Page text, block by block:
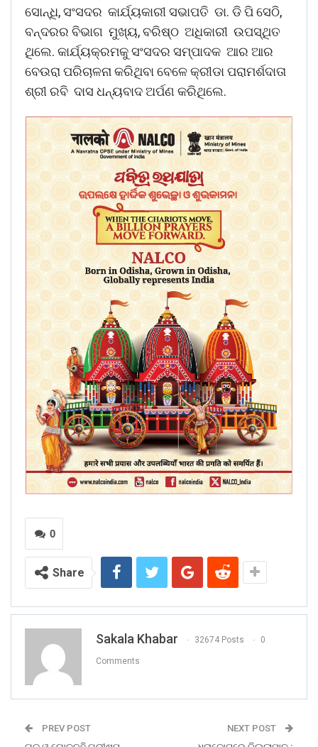
ସୋନ୍ଧି, ସଂସଦର କାର୍ଯ୍ୟକାରୀ ସଭାପତି ଡା. ଡି ପି ସେଠି,
ବନ୍ଦରର ବିଭାଗ ମୁଖ୍ୟ, ବରିଷ୍ଠ ଅଧିକାରୀ ଉପସ୍ଥିତ
ଥିଲେ. କାର୍ଯ୍ୟକ୍ରମକୁ ସଂସଦର ସମ୍ପାଦକ ଆର ଆର
ବେଉରା ପରିଚାଳନା କରିଥିବା ବେଳେ କ୍ରୀଡା ପରାମର୍ଶଦାତା
ଶ୍ରୀ ରବି ଦାସ ଧନ୍ୟବାଦ ଅର୍ପଣ କରିଥିଲେ.
0
Share
Sakala Khabar 32674 Posts 0
Comments
PREV POST NEXT POST